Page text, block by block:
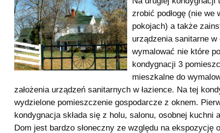
zrobić podłogę (nie we
pokojach) a także
urządzenia sanitarne w
wymalować nie które
kondygnacji 3
mieszkalne do
założenia urządzeń sanitarnych w łazience. Na tej
wydzielone pomieszczenie gospodarcze z oknem.
kondygnacja składa się z holu, salonu, osobnej kuchni
Dom jest bardzo słoneczny ze względu na ekspozycję